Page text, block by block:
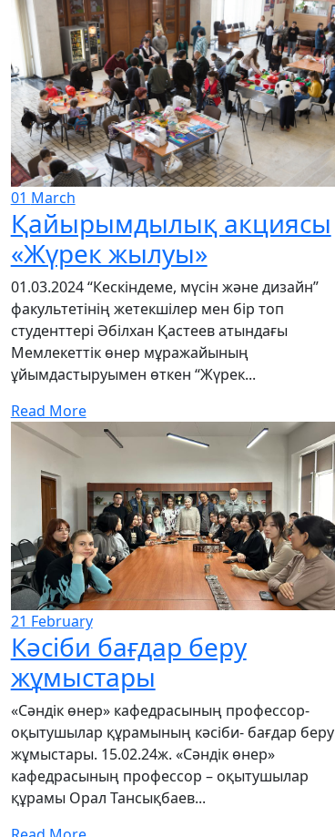
01 March
Қайырымдылық акциясы
«Жүрек жылуы»
01.03.2024 “Кескіндеме, мүсін және дизайн”
факультетінің жетекшілер мен бір топ
студенттері Әбілхан Қастеев атындағы
Мемлекеттік өнер мұражайының
ұйымдастыруымен өткен “Жүрек...
Read More
21 February
Кәсіби бағдар беру
жұмыстары
«Сәндік өнер» кафедрасының профессор-
оқытушылар құрамының кәсіби- бағдар беру
жұмыстары. 15.02.24ж. «Сәндік өнер»
кафедрасының профессор – оқытушылар
құрамы Орал Тансықбаев...